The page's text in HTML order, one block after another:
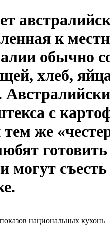
к
обычно
хлеб,
с
же
могут
национальных кухонь